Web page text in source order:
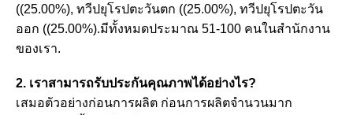
((25.00%), ทวีปยุโรปตะวันตก ((25.00%), ทวีปยุโรปตะวัน
ออก ((25.00%).มีทั้งหมดประมาณ 51-100 คนในสํานักงาน
ของเรา.
2. เราสามารถรับประกันคุณภาพได้อย่างไร?
เสมอตัวอย่างก่อนการผลิต ก่อนการผลิตจํานวนมาก